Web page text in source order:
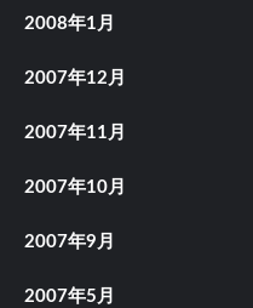
2008年1月
2007年12月
2007年11月
2007年10月
2007年9月
2007年5月